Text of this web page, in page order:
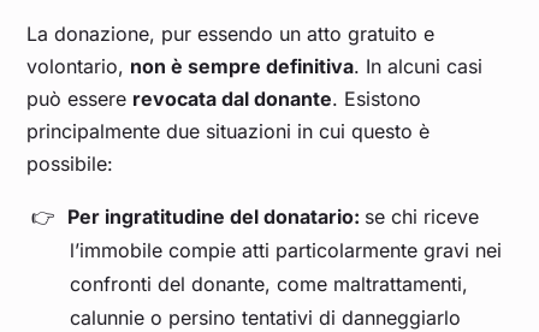
La donazione, pur essendo un atto gratuito e
volontario, non è sempre definitiva. In alcuni casi
può essere revocata dal donante. Esistono
principalmente due situazioni in cui questo è
possibile:
Per ingratitudine del donatario: se chi riceve
l’immobile compie atti particolarmente gravi nei
confronti del donante, come maltrattamenti,
calunnie o persino tentativi di danneggiarlo